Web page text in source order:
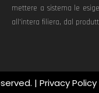
mettere a sistema le
all’intera filiera, dal
| Privacy Policy